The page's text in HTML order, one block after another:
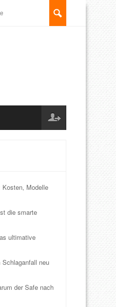
Kosten, Modelle
die smarte
ultimative
neu
der Safe nach